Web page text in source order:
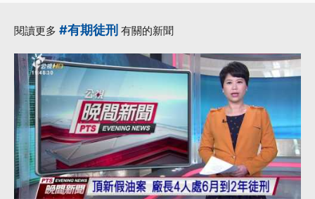
閱讀更多 #有期徒刑 有關的新聞